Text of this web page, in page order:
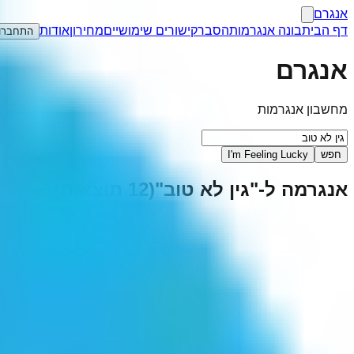
אנגרם
דף הביתבונה אנגרמותהסברקישורים שימושייםמחירוןאודות
אנגרם
מחשבון אנגרמות
חפש I'm Feeling Lucky
אנגרמה ל-"גין לא טוב"
(
12